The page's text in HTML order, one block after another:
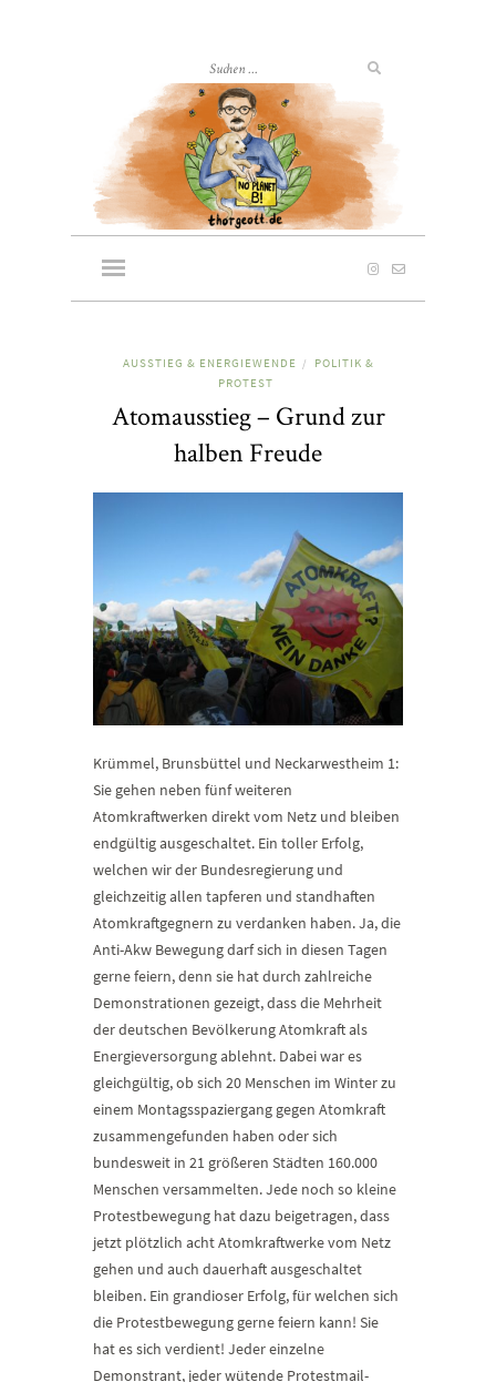
AUSSTIEG & ENERGIEWENDE /
POLITIK &
PROTEST
Atomausstieg – Grund zur
halben Freude
Krümmel, Brunsbüttel und Neckarwestheim 1:
Sie gehen neben fünf weiteren
Atomkraftwerken direkt vom Netz und bleiben
endgültig ausgeschaltet. Ein toller Erfolg,
welchen wir der Bundesregierung und
gleichzeitig allen tapferen und standhaften
Atomkraftgegnern zu verdanken haben. Ja, die
Anti-Akw Bewegung darf sich in diesen Tagen
gerne feiern, denn sie hat durch zahlreiche
Demonstrationen gezeigt, dass die Mehrheit
der deutschen Bevölkerung Atomkraft als
Energieversorgung ablehnt. Dabei war es
gleichgültig, ob sich 20 Menschen im Winter zu
einem Montagsspaziergang gegen Atomkraft
zusammengefunden haben oder sich
bundesweit in 21 größeren Städten 160.000
Menschen versammelten. Jede noch so kleine
Protestbewegung hat dazu beigetragen, dass
jetzt plötzlich acht Atomkraftwerke vom Netz
gehen und auch dauerhaft ausgeschaltet
bleiben. Ein grandioser Erfolg, für welchen sich
die Protestbewegung gerne feiern kann! Sie
hat es sich verdient! Jeder einzelne
Demonstrant, jeder wütende Protestmail-